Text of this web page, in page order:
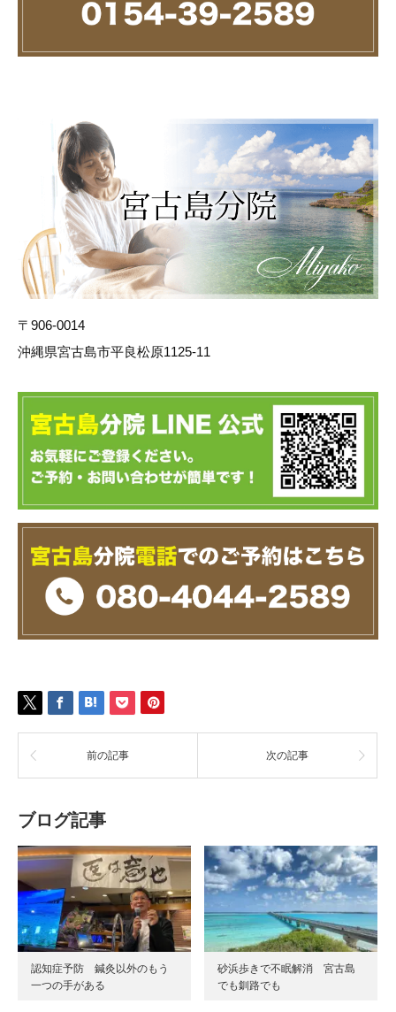
〒906-0014
沖縄県宮古島市平良松原1125-11
前の記事 次の記事
ブログ記事
認知症予防 鍼灸以外のもう
一つの手がある
砂浜歩きで不眠解消 宮古島
でも釧路でも